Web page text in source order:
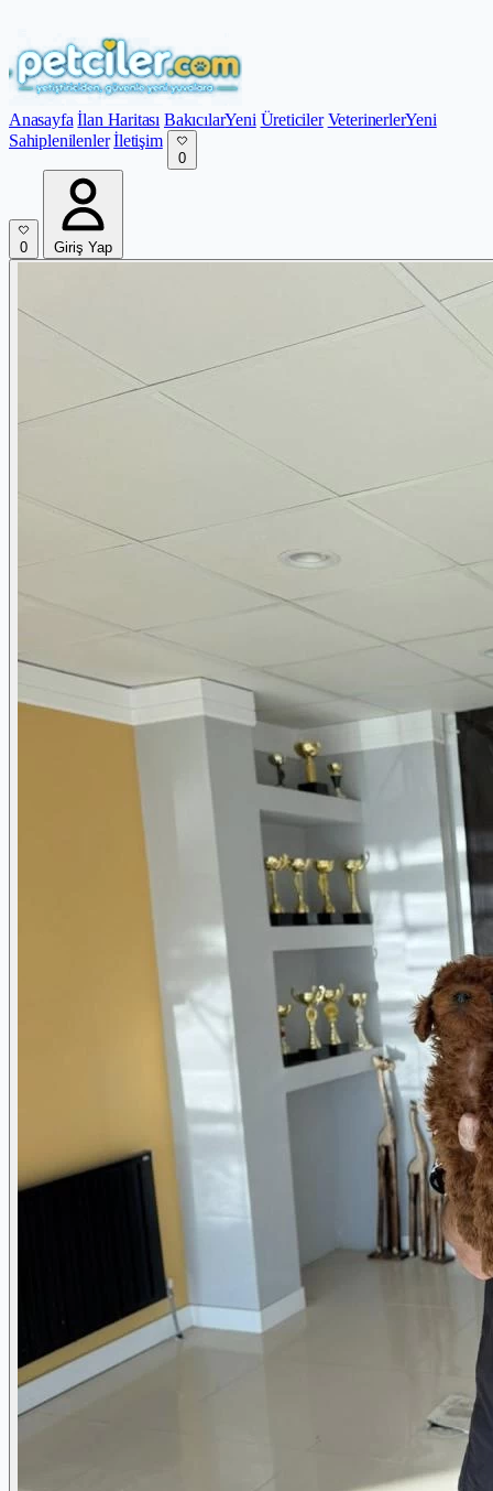
Anasayfa İlan Haritası BakıcılarYeni Üreticiler VeterinerlerYeni
Sahiplenilenler İletişim
0
0 Giriş Yap